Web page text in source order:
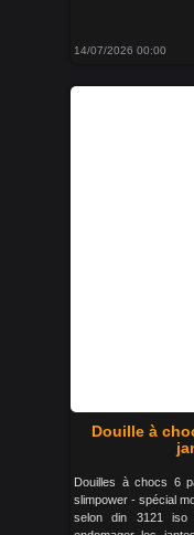
14/07/2026 00:00
Douille à
Douilles à chocs 6
slimpower - spécial
selon din 3121